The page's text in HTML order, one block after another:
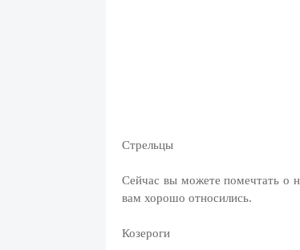
Стрельцы
Сейчас вы можете помечтать о
вам хорошо относились.
Козероги